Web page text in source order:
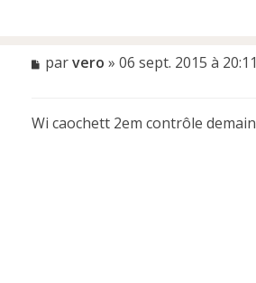
M
s
a
parvero » 06 sept. 2015 à 20:11
Wi caochett 2em contrôle demain